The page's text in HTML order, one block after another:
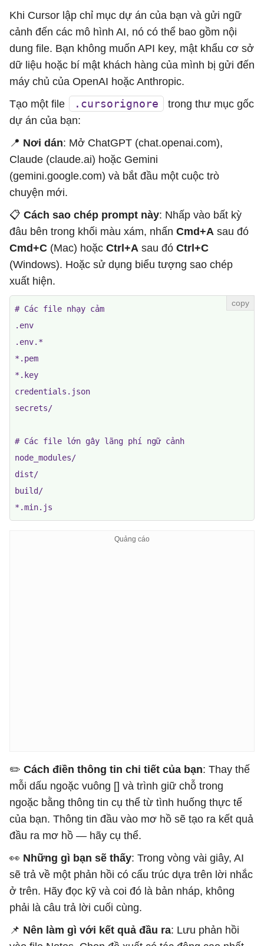
Khi Cursor lập chỉ mục dự án của bạn và gửi ngữ
cảnh đến các mô hình AI, nó có thể bao gồm nội
dung file. Bạn không muốn API key, mật khẩu cơ sở
dữ liệu hoặc bí mật khách hàng của mình bị gửi đến
máy chủ của OpenAI hoặc Anthropic.
Tạo một file
.cursorignore
trong thư mục gốc
dự án của bạn:
📍 Nơi dán: Mở ChatGPT (chat.openai.com),
Claude (claude.ai) hoặc Gemini
(gemini.google.com) và bắt đầu một cuộc trò
chuyện mới.
📋 Cách sao chép prompt này: Nhấp vào bất kỳ
đâu bên trong khối màu xám, nhấn Cmd+A sau đó
Cmd+C (Mac) hoặc Ctrl+A sau đó Ctrl+C
(Windows). Hoặc sử dụng biểu tượng sao chép
xuất hiện.
# Các file nhạy cảm
.env
.env.*
*.pem
*.key
credentials.json
secrets/
# Các file lớn gây lãng phí ngữ cảnh
node_modules/
dist/
build/
*.min.js
✏️ ​​ Cách điền thông tin chi tiết của bạn: Thay thế
mỗi dấu ngoặc vuông [] và trình giữ chỗ trong
ngoặc bằng thông tin cụ thể từ tình huống thực tế
của bạn. Thông tin đầu vào mơ hồ sẽ tạo ra kết quả
đầu ra mơ hồ — hãy cụ thể.
👀 Những gì bạn sẽ thấy: Trong vòng vài giây, AI
sẽ trả về một phản hồi có cấu trúc dựa trên lời nhắc
ở trên. Hãy đọc kỹ và coi đó là bản nháp, không
phải là câu trả lời cuối cùng.
📌 Nên làm gì với kết quả đầu ra: Lưu phản hồi